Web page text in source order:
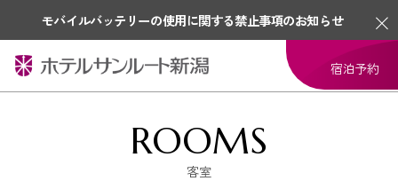
モバイルバッテリーの使用に関する禁止事項のお知らせ
宿泊予約
ROOMS
客室